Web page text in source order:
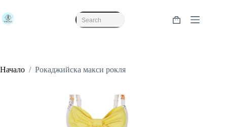
to
content
Shopping
Начало / Рокаджийска макси рокля